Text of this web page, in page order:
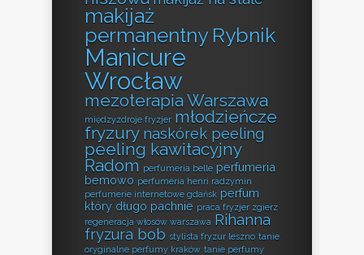
makijaż
permanentny Rybnik
Manicure
Wrocław
mezoterapia Warszawa
międzyzdroje fryzjer młodzieńcze
fryzury naskórek peeling
peeling kawitacyjny
Radom perfumeria belle perfumeria
bemowo perfumeria henri radzymin
perfumerie internetowe gdańsk perfum
który długo pachnie praca fryzjer zgierz
regeneracja włosów warszawa Rihanna
fryzura bob stylista fryzur leszno tanie
oryginalne perfumy kraków tanie perfumy